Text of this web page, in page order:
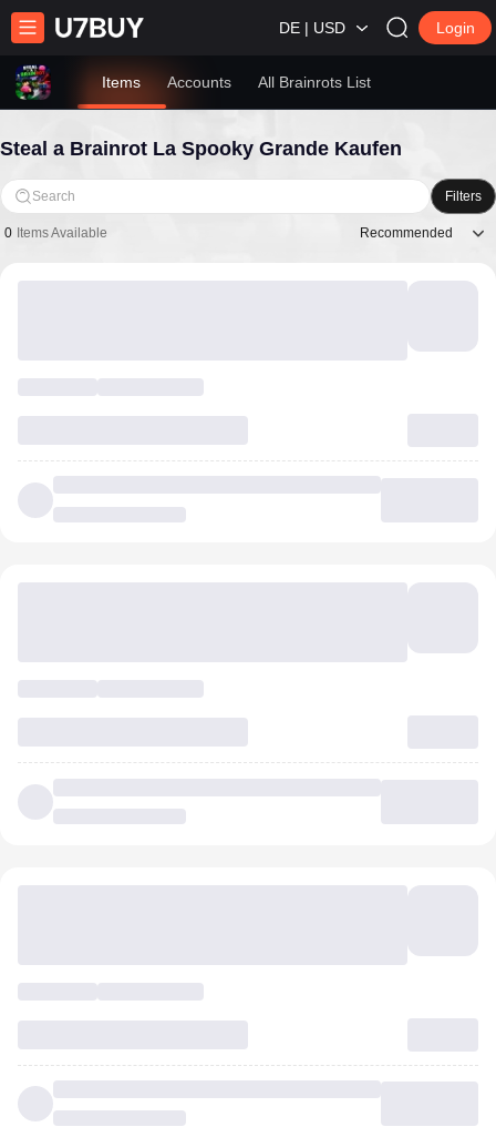
DE | USD Login
Items Accounts All Brainrots List
Steal a Brainrot La Spooky Grande Kaufen
Search Filters
0 Items Available Recommended